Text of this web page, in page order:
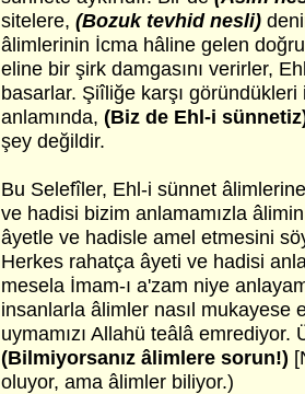
sitelere, (Bozuk tevhid nesli)
âlimlerinin İcma hâline gelen
eline bir şirk damgasını verirler,
basarlar. Şiîliğe karşı
anlamında, (Biz de Ehl-i
şey değildir.
Bu Selefîler, Ehl-i sünnet
ve hadisi bizim anlamamızla
âyetle ve hadisle amel etmesini
Herkes rahatça âyeti ve hadisi
mesela İmam-ı a'zam niye
insanlarla âlimler nasıl mukayese
uymamızı Allahü teâlâ emrediyor.
(Bilmiyorsanız âlimlere sorun!)
oluyor, ama âlimler biliyor.)